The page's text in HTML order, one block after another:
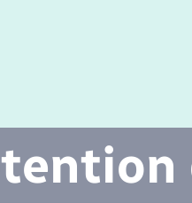
Citoyenneté
Mariage – PACS